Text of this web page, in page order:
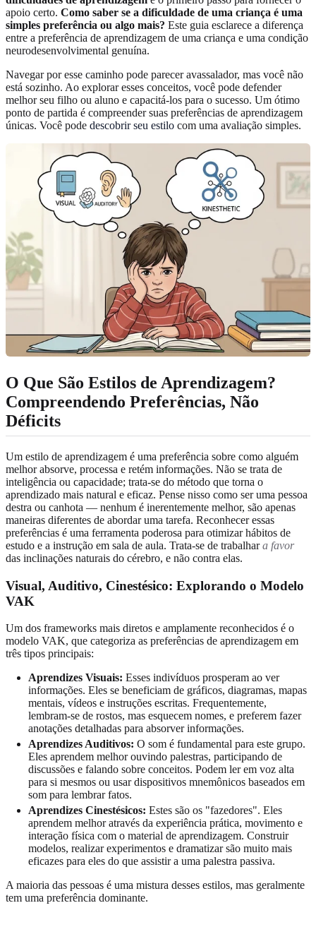
apoio certo. Como saber se a dificuldade de uma criança é uma
simples preferência ou algo mais? Este guia esclarece a diferença
entre a preferência de aprendizagem de uma criança e uma condição
neurodesenvolvimental genuína.
Navegar por esse caminho pode parecer avassalador, mas você não
está sozinho. Ao explorar esses conceitos, você pode defender
melhor seu filho ou aluno e capacitá-los para o sucesso. Um ótimo
ponto de partida é compreender suas preferências de aprendizagem
únicas. Você pode descobrir seu estilo com uma avaliação simples.
O Que São Estilos de Aprendizagem?
Compreendendo Preferências, Não
Déficits
Um estilo de aprendizagem é uma preferência sobre como alguém
melhor absorve, processa e retém informações. Não se trata de
inteligência ou capacidade; trata-se do método que torna o
aprendizado mais natural e eficaz. Pense nisso como ser uma pessoa
destra ou canhota — nenhum é inerentemente melhor, são apenas
maneiras diferentes de abordar uma tarefa. Reconhecer essas
preferências é uma ferramenta poderosa para otimizar hábitos de
estudo e a instrução em sala de aula. Trata-se de trabalhara favor
das inclinações naturais do cérebro, e não contra elas.
Visual, Auditivo, Cinestésico: Explorando o Modelo
VAK
Um dos frameworks mais diretos e amplamente reconhecidos é o
modelo VAK, que categoriza as preferências de aprendizagem em
três tipos principais:
Aprendizes Visuais: Esses indivíduos prosperam ao ver
informações. Eles se beneficiam de gráficos, diagramas, mapas
mentais, vídeos e instruções escritas. Frequentemente,
lembram-se de rostos, mas esquecem nomes, e preferem fazer
anotações detalhadas para absorver informações.
Aprendizes Auditivos: O som é fundamental para este grupo.
Eles aprendem melhor ouvindo palestras, participando de
discussões e falando sobre conceitos. Podem ler em voz alta
para si mesmos ou usar dispositivos mnemônicos baseados em
som para lembrar fatos.
Aprendizes Cinestésicos: Estes são os "fazedores". Eles
aprendem melhor através da experiência prática, movimento e
interação física com o material de aprendizagem. Construir
modelos, realizar experimentos e dramatizar são muito mais
eficazes para eles do que assistir a uma palestra passiva.
A maioria das pessoas é uma mistura desses estilos, mas geralmente
tem uma preferência dominante.